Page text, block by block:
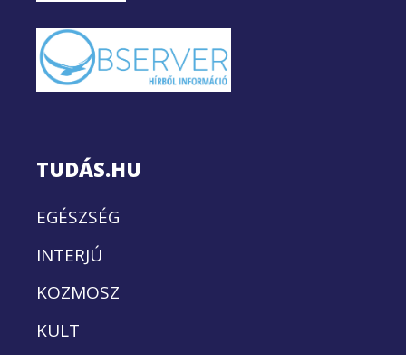
TUDÁS.HU
EGÉSZSÉG
INTERJÚ
KOZMOSZ
KULT